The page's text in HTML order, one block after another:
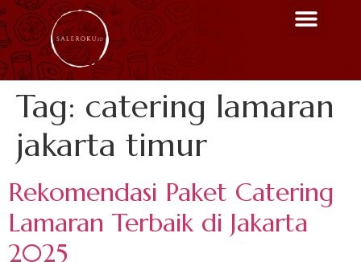
Tag: catering lamaran
jakarta timur
Rekomendasi Paket Catering
Lamaran Terbaik di Jakarta
2025